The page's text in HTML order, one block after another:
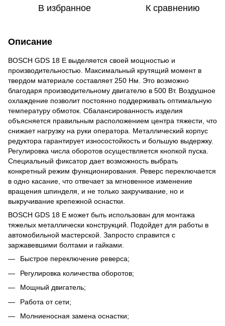
В избранное К сравнению
Описание
BOSCH GDS 18 E выделяется своей мощностью и
производительностью. Максимальный крутящий момент в
твердом материале составляет 250 Нм. Это возможно
благодаря производительному двигателю в 500 Вт. Воздушное
охлаждение позволит постоянно поддерживать оптимальную
температуру обмоток. Сбалансированность изделия
объясняется правильным расположением центра тяжести, что
снижает нагрузку на руки оператора. Металлический корпус
редуктора гарантирует износостойкость и большую выдержку.
Регулировка числа оборотов осуществляется кнопкой пуска.
Специальный фиксатор дает возможность выбрать
конкретный режим функционирования. Реверс переключается
в одно касание, что отвечает за мгновенное изменение
вращения шпинделя, и не только закручивание, но и
выкручивание крепежной оснастки.
BOSCH GDS 18 E может быть использован для монтажа
тяжелых металлически конструкций. Подойдет для работы в
автомобильной мастерской. Запросто справится с
заржавевшими болтами и гайками.
Быстрое переключение реверса;
Регулировка количества оборотов;
Мощный двигатель;
Работа от сети;
Молниеносная замена оснастки;